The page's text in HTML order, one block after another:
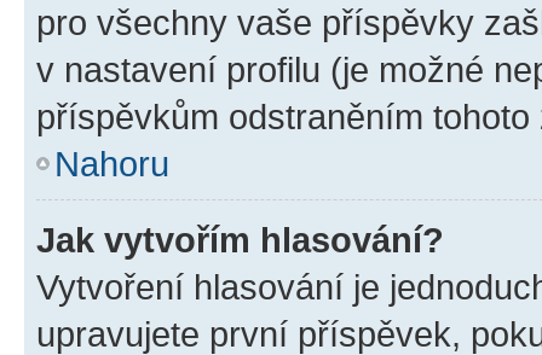
pro všechny vaše příspěvky
v nastavení profilu (je možné
příspěvkům odstraněním
Nahoru
Jak vytvořím hlasování?
Vytvoření hlasování je
upravujete první příspěvek,